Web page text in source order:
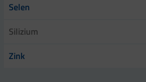
Selen
Silizium
Zink